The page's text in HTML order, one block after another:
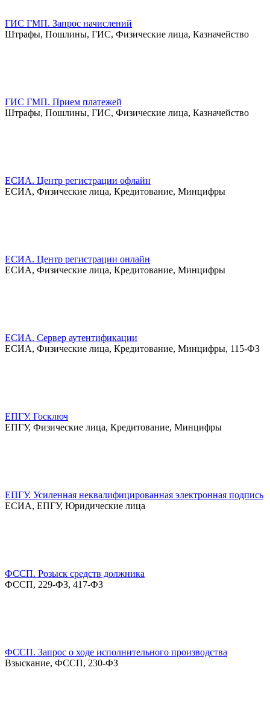
ГИС ГМП. Запрос начислений
Штрафы, Пошлины, ГИС, Физические лица, Казначейство
ГИС ГМП. Прием платежей
Штрафы, Пошлины, ГИС, Физические лица, Казначейство
ЕСИА. Центр регистрации офлайн
ЕСИА, Физические лица, Кредитование, Минцифры
ЕСИА. Центр регистрации онлайн
ЕСИА, Физические лица, Кредитование, Минцифры
ЕСИА. Сервер аутентификации
ЕСИА, Физические лица, Кредитование, Минцифры, 115-ФЗ
ЕПГУ. Госключ
ЕПГУ, Физические лица, Кредитование, Минцифры
ЕПГУ. Усиленная неквалифицированная электронная подпись
ЕСИА, ЕПГУ, Юридические лица
ФССП. Розыск средств должника
ФССП, 229-ФЗ, 417-ФЗ
ФССП. Запрос о ходе исполнительного производства
Взыскание, ФССП, 230-ФЗ